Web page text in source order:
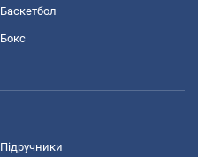
Баскетбол
Бокс
Підручники